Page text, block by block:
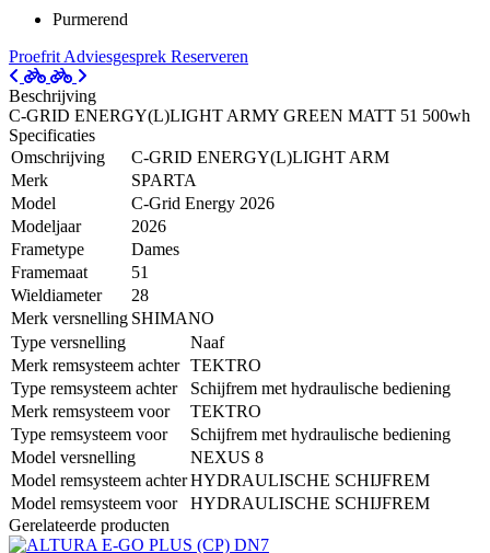
Purmerend
Proefrit Adviesgesprek Reserveren
Beschrijving
C-GRID ENERGY(L)LIGHT ARMY GREEN MATT 51 500wh
Specificaties
Omschrijving
C-GRID ENERGY(L)LIGHT ARM
Merk
SPARTA
Model
C-Grid Energy 2026
Modeljaar
2026
Frametype
Dames
Framemaat
51
Wieldiameter
28
Merk versnelling SHIMANO
Type versnelling
Naaf
Merk remsysteem achter TEKTRO
Type remsysteem achter
Schijfrem met hydraulische bediening
Merk remsysteem voor
TEKTRO
Type remsysteem voor
Schijfrem met hydraulische bediening
Model versnelling
NEXUS 8
Model remsysteem achterHYDRAULISCHE SCHIJFREM
Model remsysteem voor
HYDRAULISCHE SCHIJFREM
Gerelateerde producten